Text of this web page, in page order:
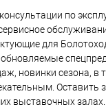
по
для
новинки сезона, в
Оставить
выставочных